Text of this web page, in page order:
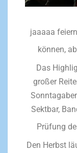
jaaaaa
können,
Das
großer
Sektbar,
Prüfung
Den Herbst